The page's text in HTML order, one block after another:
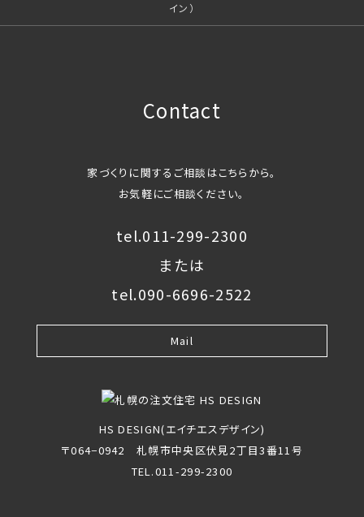
イン）
Contact
家づくりに関するご相談はこちらから。
お気軽にご相談ください。
tel.011-299-2300
または
tel.090-6696-2522
Mail
HS DESIGN(エイチエスデザイン)
〒064−0942 札幌市中央区伏見2丁目3番11号
TEL.011-299-2300